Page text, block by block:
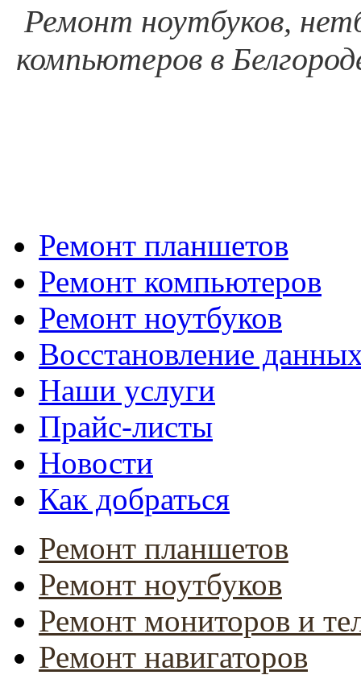
Ремонт ноутбуков,
компьютеров в
Ремонт планшетов
Ремонт компьютеров
Ремонт ноутбуков
Восстановление
Наши услуги
Прайс-листы
Новости
Как добраться
Ремонт планшетов
Ремонт ноутбуков
Ремонт мониторов и
Ремонт навигаторов